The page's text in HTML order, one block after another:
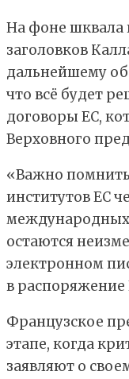
На фоне шквала
заголовков
дальнейшему
что всё будет
договоры ЕС,
Верховного
«Важно
институтов ЕС
международных
остаются
электронном
в распоряжение
Французское
этапе, когда
заявляют о